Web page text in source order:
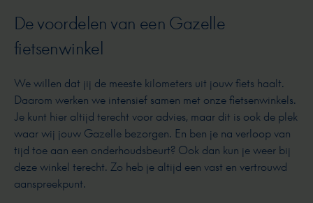
De voordelen van een Gazelle
fietsenwinkel
We willen dat jij de meeste kilometers uit jouw fiets haalt.
Daarom werken we intensief samen met onze fietsenwinkels.
Je kunt hier altijd terecht voor advies, maar dit is ook de plek
waar wij jouw Gazelle bezorgen. En ben je na verloop van
tijd toe aan een onderhoudsbeurt? Ook dan kun je weer bij
deze winkel terecht. Zo heb je altijd een vast en vertrouwd
aanspreekpunt.